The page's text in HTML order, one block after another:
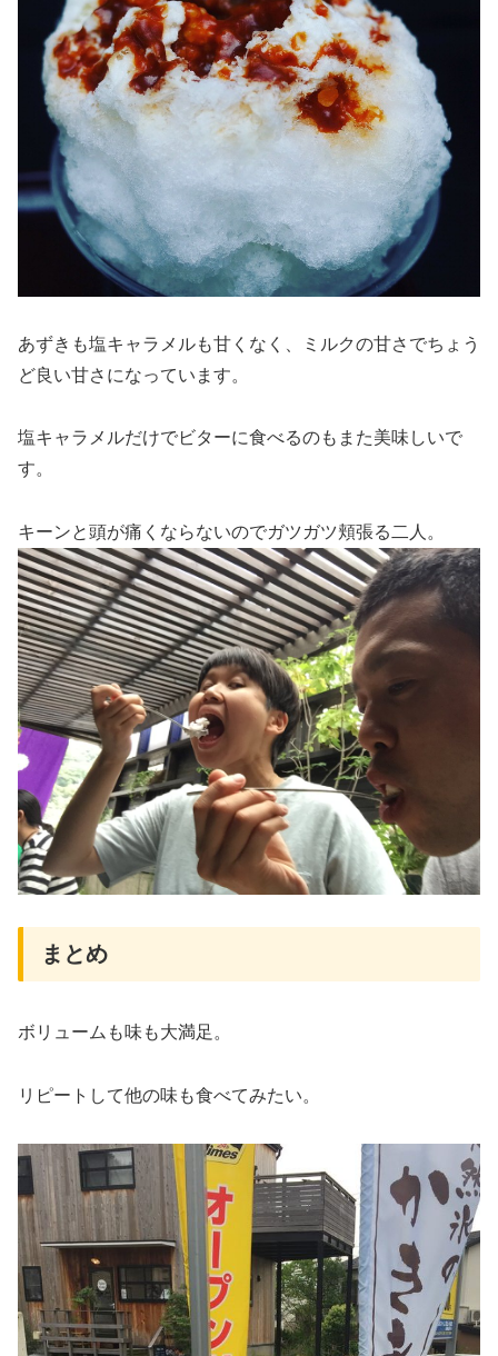
あずきも塩キャラメルも甘くなく、ミルクの甘さでちょう
ど良い甘さになっています。
塩キャラメルだけでビターに食べるのもまた美味しいで
す。
キーンと頭が痛くならないのでガツガツ頬張る二人。
まとめ
ボリュームも味も大満足。
リピートして他の味も食べてみたい。